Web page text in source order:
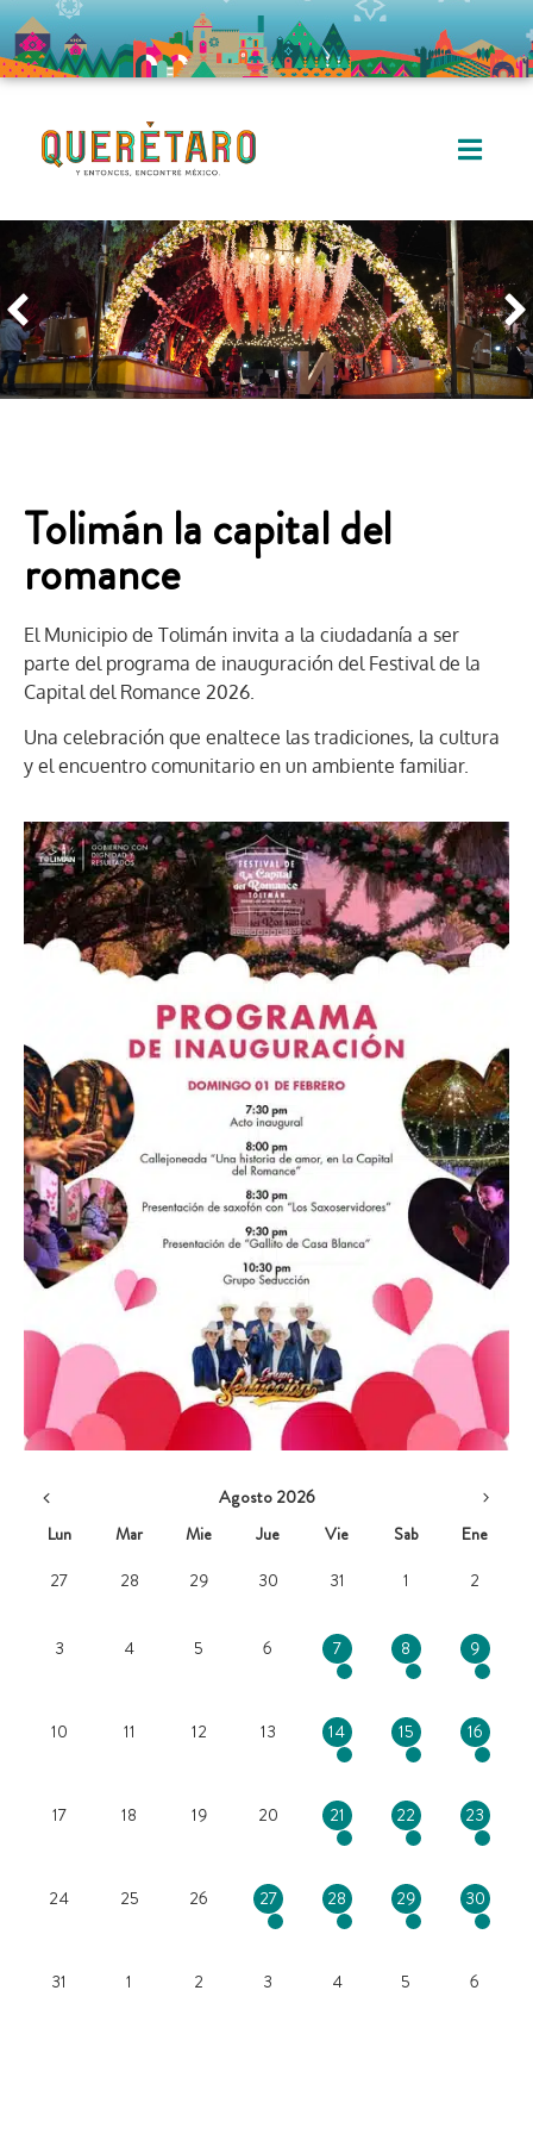
Tolimán la capital del
romance
El Municipio de Tolimán invita a la ciudadanía a ser
parte del programa de inauguración del Festival de la
Capital del Romance 2026.
Una celebración que enaltece las tradiciones, la cultura
y el encuentro comunitario en un ambiente familiar.
Agosto 2026
Lun
Mar Mie Jue Vie Sab
Ene
27
28 29 30 31 1 2
3 4 5 6 7 8 9
10 11 12 13 14 15 16
17 18 19 20 21 22 23
24 25 26 27 28 29 30
31 1 2 3 4 5 6